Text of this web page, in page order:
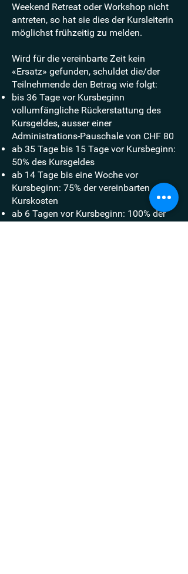
Weekend Retreat oder Workshop nicht
antreten, so hat sie dies der Kursleiterin
möglichst frühzeitig zu melden.
Wird für die vereinbarte Zeit kein
«Ersatz» gefunden, schuldet die/der
Teilnehmende den Betrag wie folgt:
bis 36 Tage vor Kursbeginn
vollumfängliche Rückerstattung des
Kursgeldes, ausser einer
Administrations-Pauschale von CHF 80
ab 35 Tage bis 15 Tage vor Kursbeginn:
50% des Kursgeldes
ab 14 Tage bis eine Woche vor
Kursbeginn: 75% der vereinbarten
Kurskosten
ab 6 Tagen vor Kursbeginn: 100% der